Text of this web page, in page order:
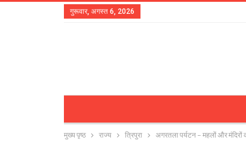
गुरूवार, अगस्त 6, 2026
मुख्य पृष्ठ राज्य त्रिपुरा अगरतला पर्यटन – महलों और मंदिरों